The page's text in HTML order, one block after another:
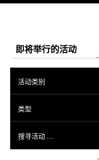
即将举行的活动
活动类别
类型